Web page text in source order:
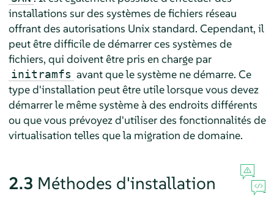
installations sur des systèmes de fichiers réseau
offrant des autorisations Unix standard. Cependant, il
peut être difficile de démarrer ces systèmes de
fichiers, qui doivent être pris en charge par
initramfs avant que le système ne démarre. Ce
type d'installation peut être utile lorsque vous devez
démarrer le même système à des endroits différents
ou que vous prévoyez d'utiliser des fonctionnalités de
virtualisation telles que la migration de domaine.
2.3 Méthodes d'installation